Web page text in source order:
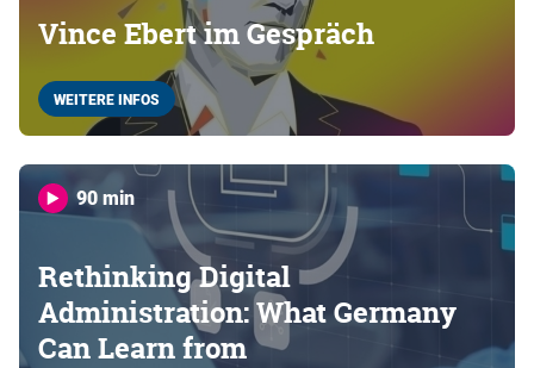
Vince Ebert im Gespräch
WEITERE INFOS
90 min
Rethinking Digital
Administration: What Germany
Can Learn from